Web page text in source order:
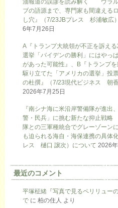
ブの語源まで、専門家も間違える
し穴』（7/23JBプレス 杉浦敏広
6年7月26日
A『トランプ大統領が不正を訴え
選挙「バイデンの勝利」にはやっ
があった可能性』、B『トランプ
駆り立てた「アメリカの選挙」投
の杜撰』（7/23現代ビジネス 朝
2026年7月25日
『南シナ海に米沿岸警備隊が進出
警・民兵」に挑む新たな抑止戦
隊との三軍種統合でグレーゾーン
も迫られる海自・海保連携の具体
レス 樋口 譲次）について 2026
最近のコメント
平塚柾緒『写真で見るペリリュー
で に 柏の住人 より